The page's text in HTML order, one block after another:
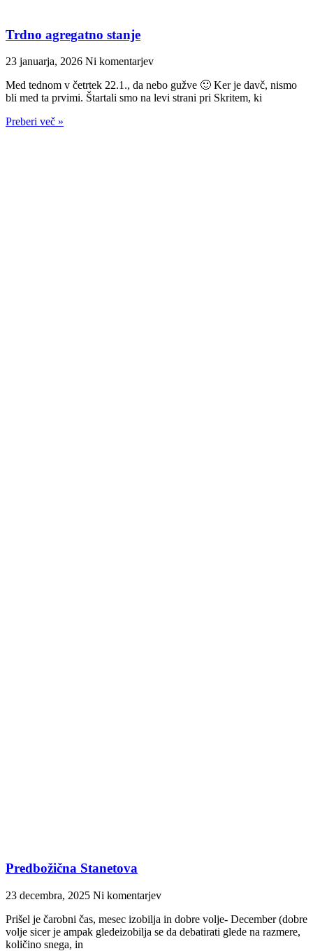
Trdno agregatno stanje
23 januarja, 2026 Ni komentarjev
Med tednom v četrtek 22.1., da nebo gužve 🙂 Ker je davč, nismo
bli med ta prvimi. Štartali smo na levi strani pri Skritem, ki
Preberi več »
Predbožična Stanetova
23 decembra, 2025 Ni komentarjev
Prišel je čarobni čas, mesec izobilja in dobre volje- December (dobre
volje sicer je ampak gledeizobilja se da debatirati glede na razmere,
količino snega, in